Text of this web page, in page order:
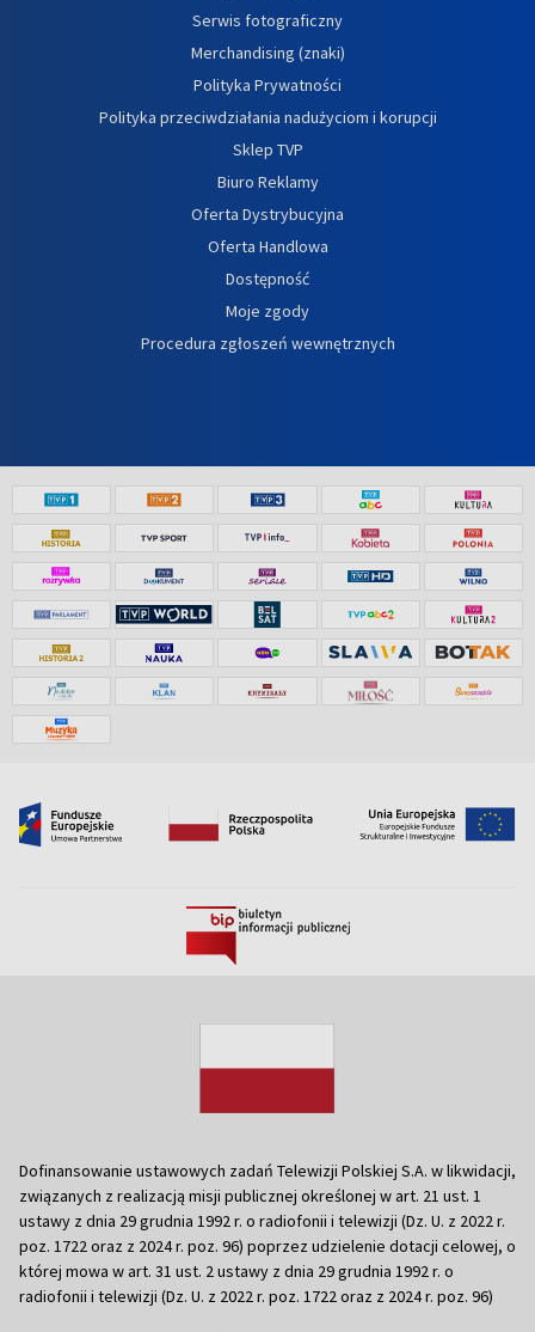
Serwis fotograficzny
Merchandising (znaki)
Polityka Prywatności
Polityka przeciwdziałania nadużyciom i korupcji
Sklep TVP
Biuro Reklamy
Oferta Dystrybucyjna
Oferta Handlowa
Dostępność
Moje zgody
Procedura zgłoszeń wewnętrznych
Dofinansowanie ustawowych zadań Telewizji Polskiej S.A. w likwidacji,
związanych z realizacją misji publicznej określonej w art. 21 ust. 1
ustawy z dnia 29 grudnia 1992 r. o radiofonii i telewizji (Dz. U. z 2022 r.
poz. 1722 oraz z 2024 r. poz. 96) poprzez udzielenie dotacji celowej, o
której mowa w art. 31 ust. 2 ustawy z dnia 29 grudnia 1992 r. o
radiofonii i telewizji (Dz. U. z 2022 r. poz. 1722 oraz z 2024 r. poz. 96)